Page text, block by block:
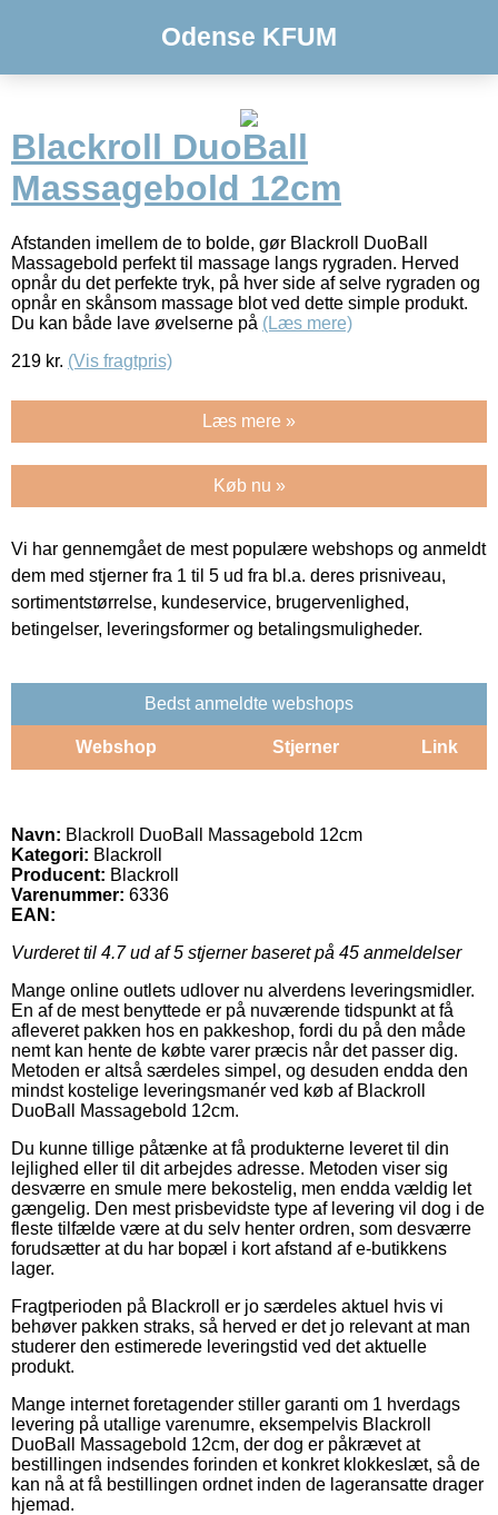
Odense KFUM
Blackroll DuoBall
Massagebold 12cm
Afstanden imellem de to bolde, gør Blackroll DuoBall
Massagebold perfekt til massage langs rygraden. Herved
opnår du det perfekte tryk, på hver side af selve rygraden og
opnår en skånsom massage blot ved dette simple produkt.
Du kan både lave øvelserne på (Læs mere)
219 kr. (Vis fragtpris)
Læs mere »
Køb nu »
Vi har gennemgået de mest populære webshops og anmeldt
dem med stjerner fra 1 til 5 ud fra bl.a. deres prisniveau,
sortimentstørrelse, kundeservice, brugervenlighed,
betingelser, leveringsformer og betalingsmuligheder.
Bedst anmeldte webshops
Webshop Stjerner Link
Navn: Blackroll DuoBall Massagebold 12cm
Kategori: Blackroll
Producent: Blackroll
Varenummer: 6336
EAN:
Vurderet til 4.7ud af 5 stjerner baseret på 45 anmeldelser
Mange online outlets udlover nu alverdens leveringsmidler.
En af de mest benyttede er på nuværende tidspunkt at få
afleveret pakken hos en pakkeshop, fordi du på den måde
nemt kan hente de købte varer præcis når det passer dig.
Metoden er altså særdeles simpel, og desuden endda den
mindst kostelige leveringsmanér ved køb af Blackroll
DuoBall Massagebold 12cm.
Du kunne tillige påtænke at få produkterne leveret til din
lejlighed eller til dit arbejdes adresse. Metoden viser sig
desværre en smule mere bekostelig, men endda vældig let
gængelig. Den mest prisbevidste type af levering vil dog i de
fleste tilfælde være at du selv henter ordren, som desværre
forudsætter at du har bopæl i kort afstand af e-butikkens
lager.
Fragtperioden på Blackroll er jo særdeles aktuel hvis vi
behøver pakken straks, så herved er det jo relevant at man
studerer den estimerede leveringstid ved det aktuelle
produkt.
Mange internet foretagender stiller garanti om 1 hverdags
levering på utallige varenumre, eksempelvis Blackroll
DuoBall Massagebold 12cm, der dog er påkrævet at
bestillingen indsendes forinden et konkret klokkeslæt, så de
kan nå at få bestillingen ordnet inden de lageransatte drager
hjemad.